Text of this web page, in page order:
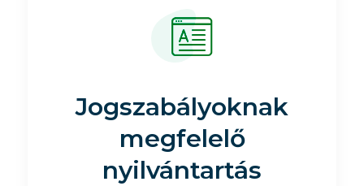
Jogszabályoknak
megfelelő
nyilvántartás